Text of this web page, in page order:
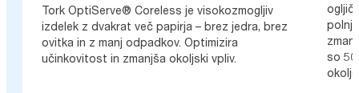
Tork OptiServe® Coreless je visokozmogljiv
izdelek z dvakrat več papirja – brez jedra, brez
ovitka in z manj odpadkov. Optimizira
učinkovitost in zmanjša okoljski vpliv.
so